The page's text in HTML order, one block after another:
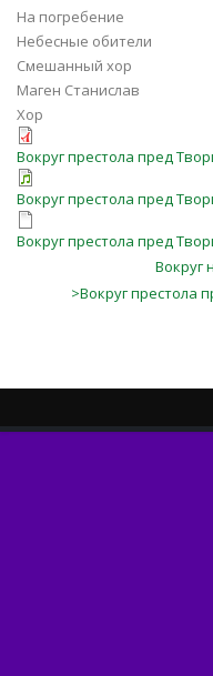
На погребение
Небесные обители
Смешанный хор
Маген Станислав
Хор
Вокруг престола пред
Вокруг престола пред
Вокруг престола пред
Вокруг
>Вокруг престола